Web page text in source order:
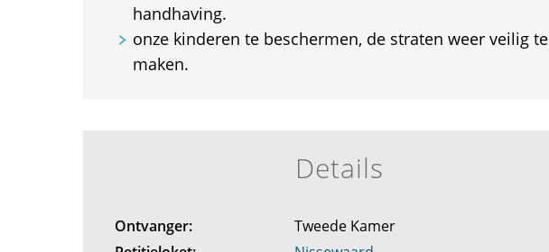
handhaving.
onze kinderen te beschermen, de straten weer veilig te
maken.
Details
Ontvanger:
Tweede Kamer